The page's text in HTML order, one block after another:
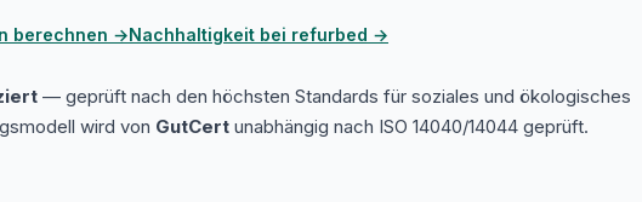
berechnen →Nachhaltigkeit bei refurbed →
— geprüft nach den höchsten Standards für soziales und ökologisches
wird von GutCert unabhängig nach ISO 14040/14044 geprüft.